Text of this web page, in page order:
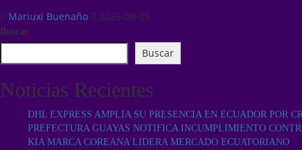
Mariuxi Buenaño 2026-08-05
Buscar
Buscar
Noticias Recientes
DHL EXPRESS AMPLIA SU PRESENCIA EN ECUADOR POR
PREFECTURA GUAYAS NOTIFICA INCUMPLIMIENTO
KIA MARCA COREANA LIDERA MERCADO ECUATORIANO